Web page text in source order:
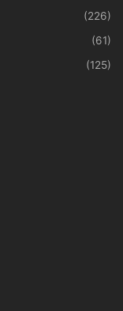
(226)
(61)
(125)